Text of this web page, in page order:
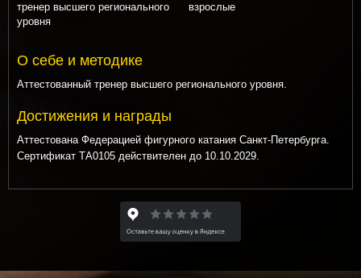
тренер высшего регионального
уровня
взрослые
О себе и методике
Аттестованный тренер высшего регионального уровня.
Достижения и награды
Аттестована Федерацией фигурного катания Санкт-Петербурга.
Сертификат ТА0105 действителен до 10.10.2029.